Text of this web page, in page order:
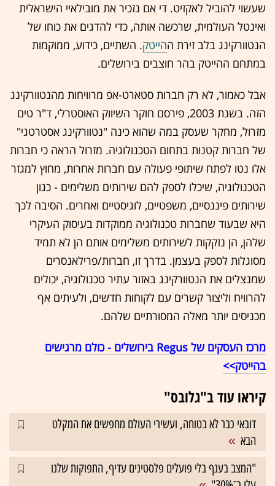
שעשוי להוביל לאקזיט. די אם נזכיר את מובילאיי הישראלית
ואינטל העולמית, שרכשה אותה, כדי להדגים את כוחו של
הנטוורקינג בלב זירת ההייטק. השתיים, כידוע, ממוקמות
במתחם ההייטק בהר חוצבים בירושלים.
אבל כאמור, לא רק חברות סטארט-אפ מרוויחות מהנטוורקינג
הזה. בשנת 2003, פירסם חוקר השיווק האוסטרלי, ד"ר טים
מזרול, מחקר שעסק במה שהוא כינה "נטוורקינג אסטרטגי"
של חברות קטנות בתחום הטכנולוגיה. מזרול הראה כי חברות
אלו נטו לפתח שיתופי פעולה עם חברות אחרות, מחוץ למגזר
הטכנולוגיה, שיכלו לספק להם שירותים משלימים - כגון
שירותים פיננסיים, משפטיים, לוגיסטיים ואחרים. הסיבה לכך
היא שבעוד שחברות טכנולוגיה ממוקדות בעיסוק העיקרי
שלהן, הן נזקקות לשירותים משלימים אותם הן לא תמיד
מסוגלות לספק בעצמן. בדרך זו, חברות/פרילאנסרים
שמנצלים את הנטוורקינג באזור עתיר טכנולוגיה, יכולים
להרוויח וליצור קשרים עם לקוחות חדשים, ולעיתים אף
מכניסים יותר מאלה המסורתיים שלהם.
מרכז העסקים של Regus בירושלים - כולם מרגישים
בהייטק>>
קיראו עוד ב"גלובס"
דובאי כבר לא בטוחה, ועשירי העולם מחפשים את המקלט
הבא
"המצב בענף בלי פועלים פלסטינים עדיף, התפוקות שלנו